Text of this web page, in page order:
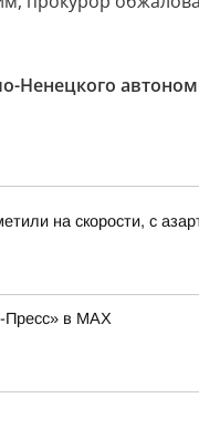
Ненецкого
на скорости, с
в MAX